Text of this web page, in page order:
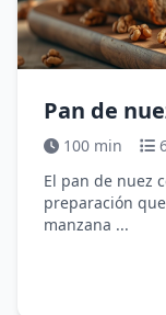
Pan de
100 min
El pan de nuez
preparación
manzana ...